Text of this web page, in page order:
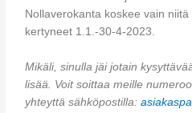
Nollaverokanta koskee vain
kertyneet 1.1.-30-4-2023.
Mikäli, sinulla jäi jotain
lisää. Voit soittaa meille
yhteyttä sähköpostilla: